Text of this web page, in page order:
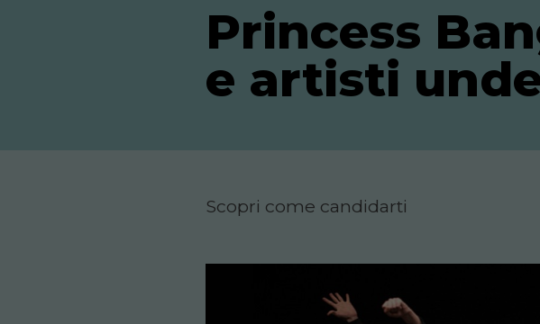
Princess
e artisti
Scopri come candidarti